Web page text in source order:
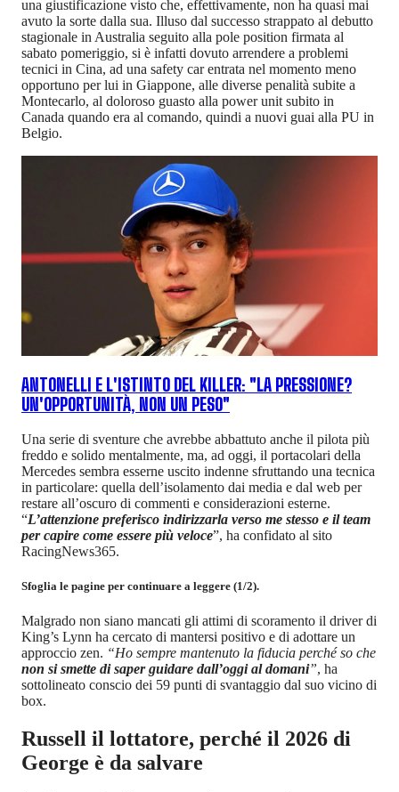
una giustificazione visto che, effettivamente, non ha quasi mai
avuto la sorte dalla sua. Illuso dal successo strappato al debutto
stagionale in Australia seguito alla pole position firmata al
sabato pomeriggio, si è infatti dovuto arrendere a problemi
tecnici in Cina, ad una safety car entrata nel momento meno
opportuno per lui in Giappone, alle diverse penalità subite a
Montecarlo, al doloroso guasto alla power unit subito in
Canada quando era al comando, quindi a nuovi guai alla PU in
Belgio.
ANTONELLI E L'ISTINTO DEL KILLER: "LA PRESSIONE?
UN'OPPORTUNITÀ, NON UN PESO"
Una serie di sventure che avrebbe abbattuto anche il pilota più
freddo e solido mentalmente, ma, ad oggi, il portacolari della
Mercedes sembra esserne uscito indenne sfruttando una tecnica
in particolare: quella dell’isolamento dai media e dal web per
restare all’oscuro di commenti e considerazioni esterne.
“L’attenzione preferisco indirizzarla verso me stesso e il team
per capire come essere più veloce”, ha confidato al sito
RacingNews365.
Sfoglia le pagine per continuare a leggere (1/2).
Malgrado non siano mancati gli attimi di scoramento il driver di
King’s Lynn ha cercato di mantersi positivo e di adottare un
approccio zen. “Ho sempre mantenuto la fiducia perché so che
non si smette di saper guidare dall’oggi al domani”, ha
sottolineato conscio dei 59 punti di svantaggio dal suo vicino di
box.
Russell il lottatore, perché il 2026 di
George è da salvare